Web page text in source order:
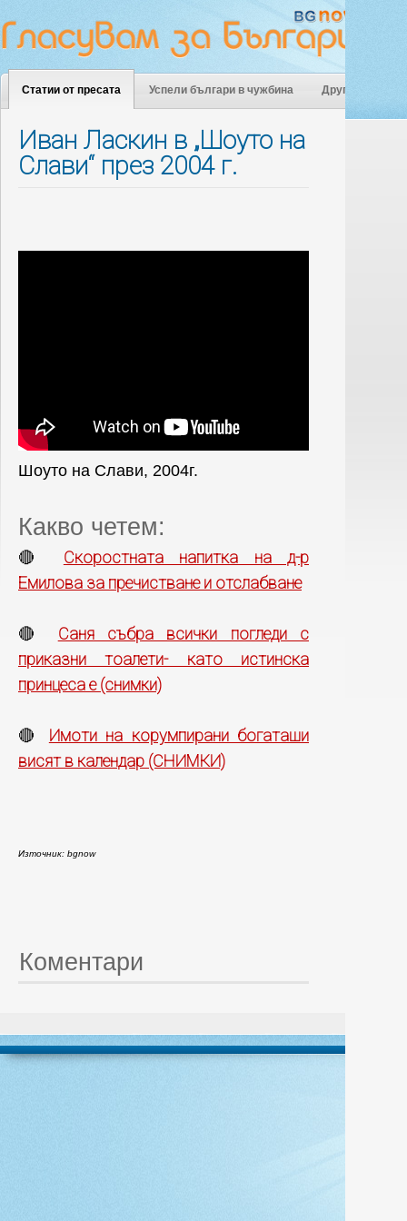
Статии от пресата Успели българи в чужбина Други
Иван Ласкин в „Шоуто на
Слави“ през 2004 г.
Шоуто на Слави, 2004г.
Какво четем:
🔴 Скоростната напитка на д-р
Емилова за пречистване и отслабване
🔴 Саня събра всички погледи с
приказни тоалети- като истинска
принцеса е (снимки)
🔴 Имоти на корумпирани богаташи
висят в календар (СНИМКИ)
Източник: bgnow
Коментари